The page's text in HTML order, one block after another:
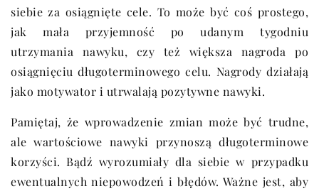
siebie za osiągnięte cele. To może być coś prostego,
jak mała przyjemność po udanym tygodniu
utrzymania nawyku, czy też większa nagroda po
osiągnięciu długoterminowego celu. Nagrody działają
jako motywator i utrwalają pozytywne nawyki.
Pamiętaj, że wprowadzenie zmian może być trudne,
ale wartościowe nawyki przynoszą długoterminowe
korzyści. Bądź wyrozumiały dla siebie w przypadku
ewentualnych niepowodzeń i błędów. Ważne jest, aby